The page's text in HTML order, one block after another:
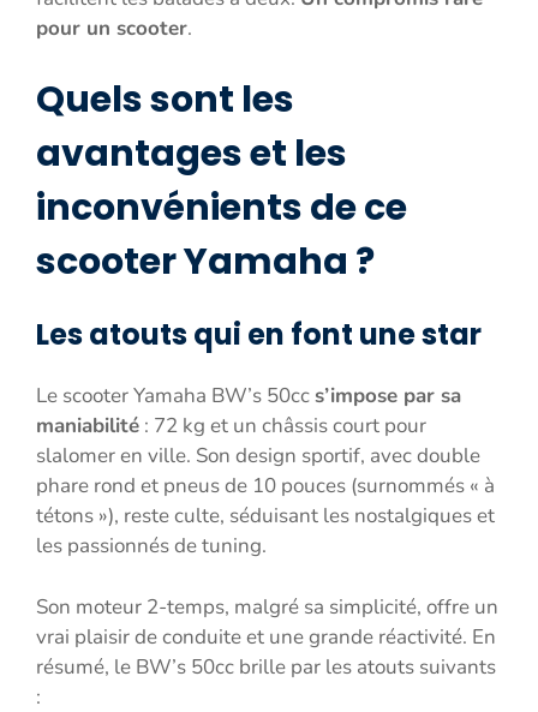
pour un scooter.
Quels sont les
avantages et les
inconvénients de ce
scooter Yamaha ?
Les atouts qui en font une star
Le scooter Yamaha BW’s 50ccs’impose par sa
maniabilité : 72 kg et un châssis court pour
slalomer en ville. Son design sportif, avec double
phare rond et pneus de 10 pouces (surnommés « à
tétons »), reste culte, séduisant les nostalgiques et
les passionnés de tuning.
Son moteur 2-temps, malgré sa simplicité, offre un
vrai plaisir de conduite et une grande réactivité. En
résumé, le BW’s 50cc brille par les atouts suivants
: